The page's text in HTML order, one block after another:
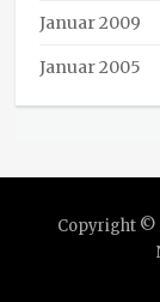
Januar 2009
Januar 2005
Copyright ©